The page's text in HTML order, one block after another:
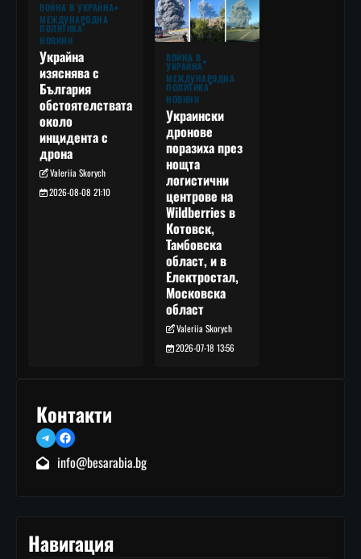
ВОЙНА В УКРАЙНА
МЕЖДУНАРОДНА
ПОЛИТИКА
НОВИНИ
Украйна
изяснява с
България
обстоятелствата
около
инцидента с
дрона
Valeriia Skorych
2026-08-08 21:10
ВОЙНА В
УКРАЙНА
МЕЖДУНАРОДНА
ПОЛИТИКА
НОВИНИ
Украински
дронове
поразиха през
нощта
логистични
центрове на
Wildberries в
Котовск,
Тамбовска
област, и в
Електростал,
Московска
област
Valeriia Skorych
2026-07-18 13:56
Контакти
TelegramFacebook
info@besarabia.bg
Навигация